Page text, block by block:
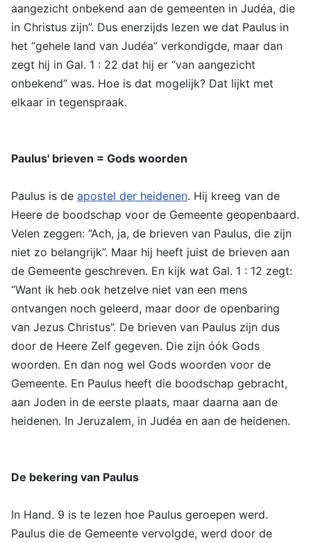
aangezicht onbekend aan de gemeenten in Judéa, die
in Christus zijn”. Dus enerzijds lezen we dat Paulus in
het “gehele land van Judéa” verkondigde, maar dan
zegt hij in Gal. 1 : 22 dat hij er “van aangezicht
onbekend” was. Hoe is dat mogelijk? Dat lijkt met
elkaar in tegenspraak.
Paulus' brieven = Gods woorden
Paulus is de apostel der heidenen. Hij kreeg van de
Heere de boodschap voor de Gemeente geopenbaard.
Velen zeggen: “Ach, ja, de brieven van Paulus, die zijn
niet zo belangrijk”. Maar hij heeft juist de brieven aan
de Gemeente geschreven. En kijk wat Gal. 1 : 12 zegt:
“Want ik heb ook hetzelve niet van een mens
ontvangen noch geleerd, maar door de openbaring
van Jezus Christus”. De brieven van Paulus zijn dus
door de Heere Zelf gegeven. Die zijn óók Gods
woorden. En dan nog wel Gods woorden voor de
Gemeente. En Paulus heeft die boodschap gebracht,
aan Joden in de eerste plaats, maar daarna aan de
heidenen. In Jeruzalem, in Judéa en aan de heidenen.
De bekering van Paulus
In Hand. 9 is te lezen hoe Paulus geroepen werd.
Paulus die de Gemeente vervolgde, werd door de